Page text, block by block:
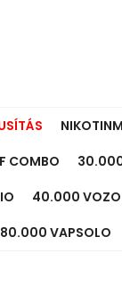
COMBO
40.000
80.000 VAPSOLO